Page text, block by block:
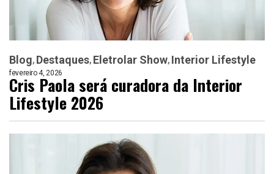
Blog Destaques Eletrolar Show Interior Lifestyle
fevereiro 4, 2026
Cris Paola será curadora da Interior
Lifestyle 2026